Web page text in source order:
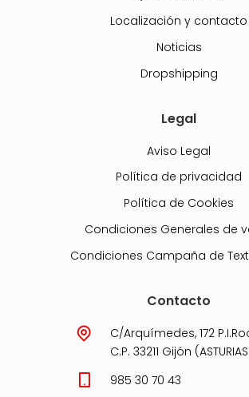
Localización y contacto
Noticias
Dropshipping
Legal
Aviso Legal
Política de privacidad
Política de Cookies
Condiciones Generales de
Condiciones Campaña de
Contacto
C/Arquímedes, 172
C.P. 33211 Gijón
985 30 70 43